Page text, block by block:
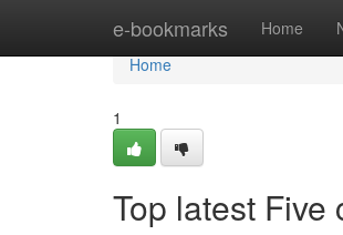
e-bookmarks Home
Home
Home
1
Top latest